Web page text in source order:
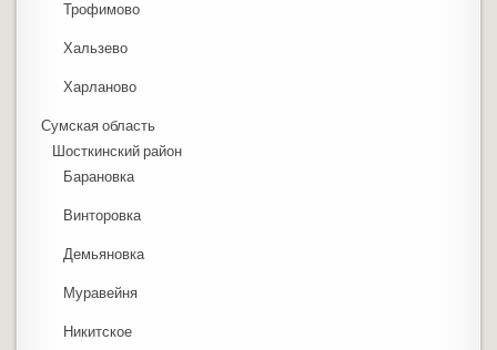
Трофимово
Хальзево
Харланово
Сумская область
Шосткинский район
Барановка
Винторовка
Демьяновка
Муравейня
Никитское